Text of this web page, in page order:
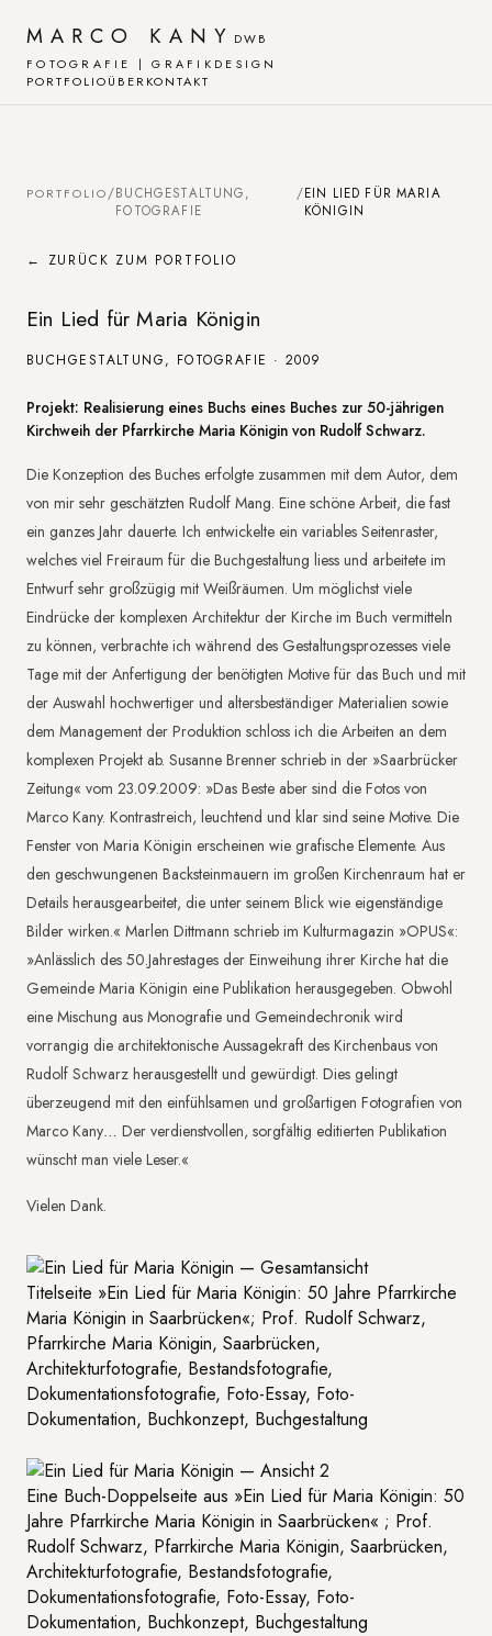
MARCO KANY DWB
FOTOGRAFIE | GRAFIKDESIGN
PORTFOLIOÜBERKONTAKT
PORTFOLIO/BUCHGESTALTUNG,
FOTOGRAFIE
/EIN LIED FÜR MARIA
KÖNIGIN
← ZURÜCK ZUM PORTFOLIO
Ein Lied für Maria Königin
BUCHGESTALTUNG, FOTOGRAFIE · 2009
Projektbeschreibung
Projekt: Realisierung eines Buchs eines Buches zur 50-jährigen
Kirchweih der Pfarrkirche Maria Königin von Rudolf Schwarz.
Die Konzeption des Buches erfolgte zusammen mit dem Autor, dem
von mir sehr geschätzten Rudolf Mang. Eine schöne Arbeit, die fast
ein ganzes Jahr dauerte. Ich entwickelte ein variables Seitenraster,
welches viel Freiraum für die Buchgestaltung liess und arbeitete im
Entwurf sehr großzügig mit Weißräumen. Um möglichst viele
Eindrücke der komplexen Architektur der Kirche im Buch vermitteln
zu können, verbrachte ich während des Gestaltungsprozesses viele
Tage mit der Anfertigung der benötigten Motive für das Buch und mit
der Auswahl hochwertiger und altersbeständiger Materialien sowie
dem Management der Produktion schloss ich die Arbeiten an dem
komplexen Projekt ab. Susanne Brenner schrieb in der »Saarbrücker
Zeitung« vom 23.09.2009: »Das Beste aber sind die Fotos von
Marco Kany. Kontrastreich, leuchtend und klar sind seine Motive. Die
Fenster von Maria Königin erscheinen wie grafische Elemente. Aus
den geschwungenen Backsteinmauern im großen Kirchenraum hat er
Details herausgearbeitet, die unter seinem Blick wie eigenständige
Bilder wirken.« Marlen Dittmann schrieb im Kulturmagazin »OPUS«:
»Anlässlich des 50.Jahrestages der Einweihung ihrer Kirche hat die
Gemeinde Maria Königin eine Publikation herausgegeben. Obwohl
eine Mischung aus Monografie und Gemeindechronik wird
vorrangig die architektonische Aussagekraft des Kirchenbaus von
Rudolf Schwarz herausgestellt und gewürdigt. Dies gelingt
überzeugend mit den einfühlsamen und großartigen Fotografien von
Marco Kany… Der verdienstvollen, sorgfältig editierten Publikation
wünscht man viele Leser.«
Vielen Dank.
Titelseite »Ein Lied für Maria Königin: 50 Jahre Pfarrkirche
Maria Königin in Saarbrücken«; Prof. Rudolf Schwarz,
Pfarrkirche Maria Königin, Saarbrücken,
Architekturfotografie, Bestandsfotografie,
Dokumentationsfotografie, Foto-Essay, Foto-
Dokumentation, Buchkonzept, Buchgestaltung
Eine Buch-Doppelseite aus »Ein Lied für Maria Königin: 50
Jahre Pfarrkirche Maria Königin in Saarbrücken« ; Prof.
Rudolf Schwarz, Pfarrkirche Maria Königin, Saarbrücken,
Architekturfotografie, Bestandsfotografie,
Dokumentationsfotografie, Foto-Essay, Foto-
Dokumentation, Buchkonzept, Buchgestaltung